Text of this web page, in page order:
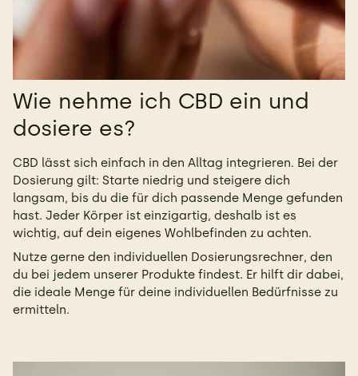
Wie nehme ich CBD ein und
dosiere es?
CBD lässt sich einfach in den Alltag integrieren. Bei der
Dosierung gilt: Starte niedrig und steigere dich
langsam, bis du die für dich passende Menge gefunden
hast. Jeder Körper ist einzigartig, deshalb ist es
wichtig, auf dein eigenes Wohlbefinden zu achten.
Nutze gerne den individuellen Dosierungsrechner, den
du bei jedem unserer Produkte findest. Er hilft dir dabei,
die ideale Menge für deine individuellen Bedürfnisse zu
ermitteln.